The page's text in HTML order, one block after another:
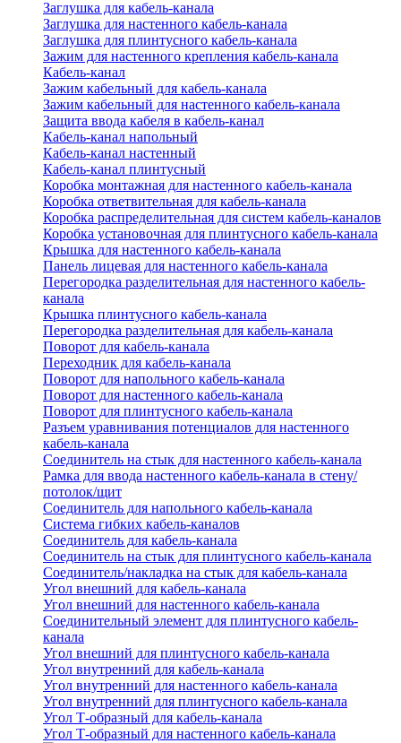
Заглушка для кабель-канала
Заглушка для настенного кабель-канала
Заглушка для плинтусного кабель-канала
Зажим для настенного крепления кабель-канала
Кабель-канал
Зажим кабельный для кабель-канала
Зажим кабельный для настенного кабель-канала
Защита ввода кабеля в кабель-канал
Кабель-канал напольный
Кабель-канал настенный
Кабель-канал плинтусный
Коробка монтажная для настенного кабель-канала
Коробка ответвительная для кабель-канала
Коробка распределительная для систем кабель-каналов
Коробка установочная для плинтусного кабель-канала
Крышка для настенного кабель-канала
Панель лицевая для настенного кабель-канала
Перегородка разделительная для настенного кабель-
канала
Крышка плинтусного кабель-канала
Перегородка разделительная для кабель-канала
Поворот для кабель-канала
Переходник для кабель-канала
Поворот для напольного кабель-канала
Поворот для настенного кабель-канала
Поворот для плинтусного кабель-канала
Разъем уравнивания потенциалов для настенного
кабель-канала
Соединитель на стык для настенного кабель-канала
Рамка для ввода настенного кабель-канала в стену/
потолок/щит
Соединитель для напольного кабель-канала
Система гибких кабель-каналов
Соединитель для кабель-канала
Соединитель на стык для плинтусного кабель-канала
Соединитель/накладка на стык для кабель-канала
Угол внешний для кабель-канала
Угол внешний для настенного кабель-канала
Соединительный элемент для плинтусного кабель-
канала
Угол внешний для плинтусного кабель-канала
Угол внутренний для кабель-канала
Угол внутренний для настенного кабель-канала
Угол внутренний для плинтусного кабель-канала
Угол Т-образный для кабель-канала
Угол Т-образный для настенного кабель-канала